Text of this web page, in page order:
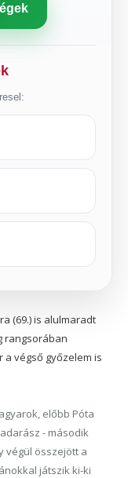
(69.) is alulmaradt
rangsorában
a végső győzelem is
előbb Póta
- második
végül összejött a
játszik ki-ki